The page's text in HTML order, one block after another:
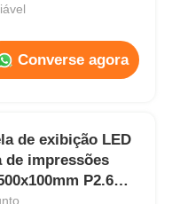
Converse agora
de exibição LED
de impressões
P2.6